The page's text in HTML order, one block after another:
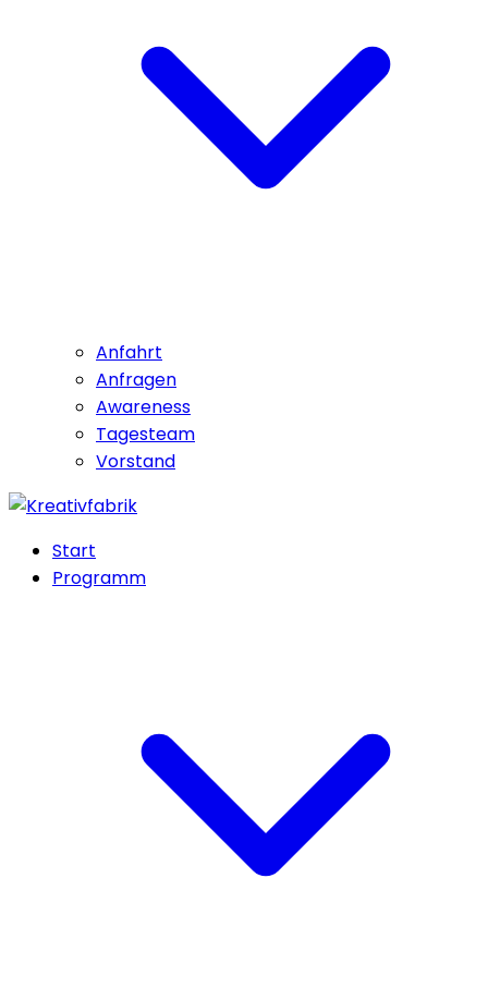
Anfahrt
Anfragen
Awareness
Tagesteam
Vorstand
Start
Programm